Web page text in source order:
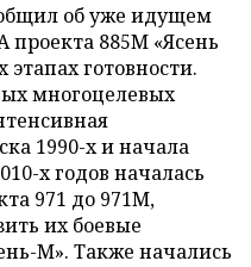
об уже идущем
885М «Ясень
готовности.
многоцелевых
1990-х и начала
х годов началась
971 до 971М,
их боевые
М». Также начались